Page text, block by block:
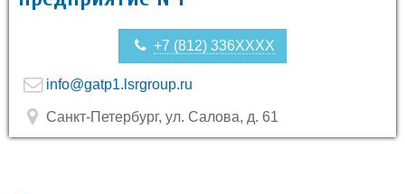
+7 (812) 336XXXX
info@gatp1.lsrgroup.ru
Санкт-Петербург, ул. Салова, д. 61